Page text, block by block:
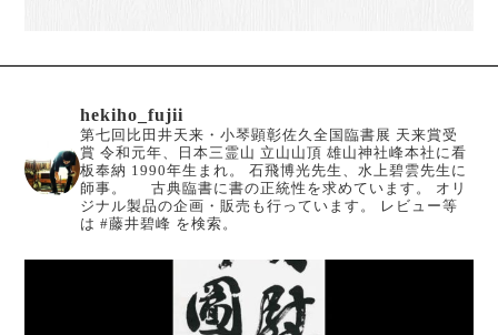
hekiho_fujii
第七回比田井天来・小琴顕彰佐久全国臨書展 天来賞受
賞 令和元年、日本三霊山 立山山頂 雄山神社峰本社に看
板奉納 1990年生まれ。
石飛博光先生、水上碧雲先生に
師事。
古典臨書に書の正統性を求めています。
オリ
ジナル製品の企画・販売も行っています。
レビュー等
は #藤井碧峰 を検索。